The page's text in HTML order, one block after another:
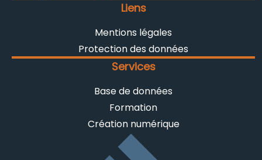
Services
Base de données
Formation
Création numérique
Liens
Mentions légales
Protection des données